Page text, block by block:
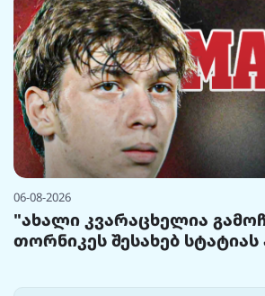
06-08-2026
"ახალი კვარაცხელია
თორნიკეს შესახებ სტატიას